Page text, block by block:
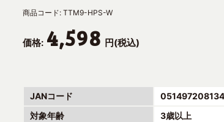
商品コード:TTM9-HPS-W
価格: 4,598 円(税込)
JANコード
051497208134
対象年齢
3歳以上